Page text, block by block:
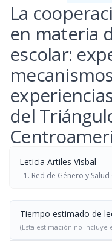
La
en materia
escolar:
del
Leticia Artiles Visbal
Red de Género y Salud
Tiempo estimado de
(Esta estimación no incluye